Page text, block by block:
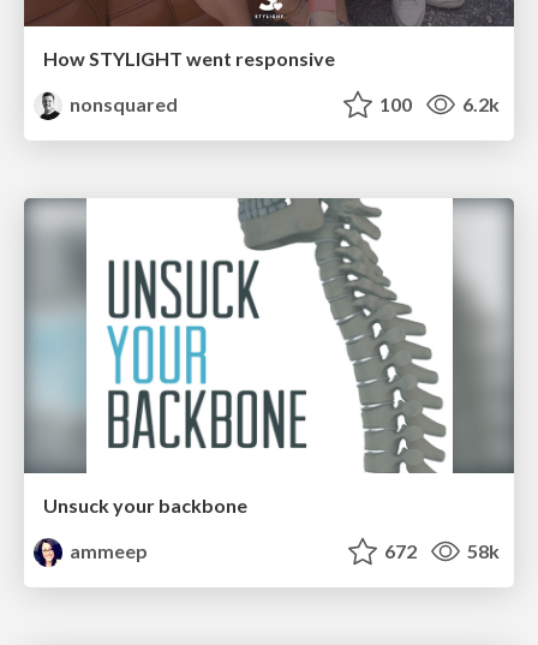
How STYLIGHT went responsive
nonsquared
100 6.2k
Unsuck your backbone
ammeep
672 58k